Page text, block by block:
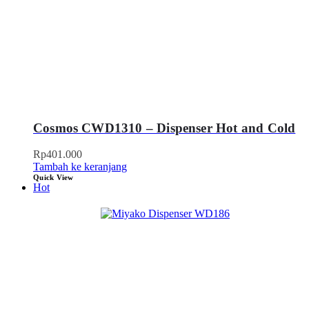
Cosmos CWD1310 – Dispenser Hot and Cold
Rp401.000
Tambah ke keranjang
Quick View
Hot